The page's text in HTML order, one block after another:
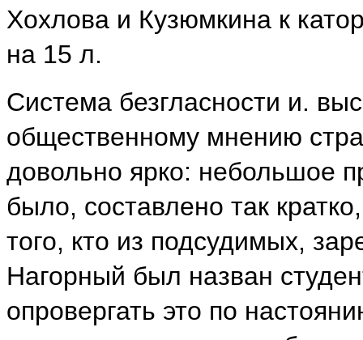
Хохлова и Кузюмкина к
на 15 л.
Система безгласности и.
общественному мнению
довольно ярко: небольшое
было, составлено так
того, кто из подсудимых,
Нагорный был назван
опровергать это по